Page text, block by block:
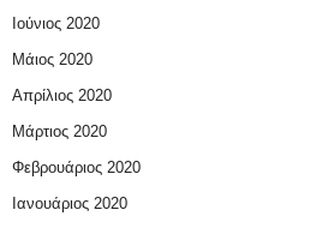
Ιούνιος 2020
Μάιος 2020
Απρίλιος 2020
Μάρτιος 2020
Φεβρουάριος 2020
Ιανουάριος 2020